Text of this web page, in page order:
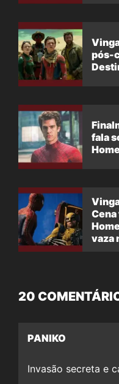
pós-
fala
vaza
20
PANIKO
Invasão secreta e